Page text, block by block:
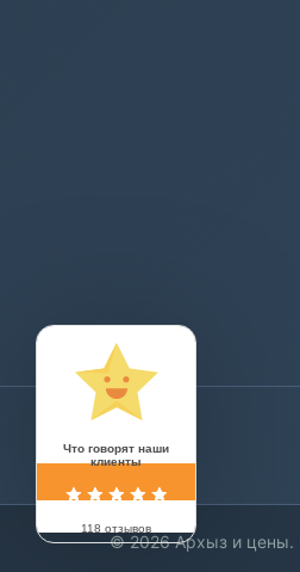
© 2026 Архыз и цены.
Что говорят наши
клиенты
118 отзывов